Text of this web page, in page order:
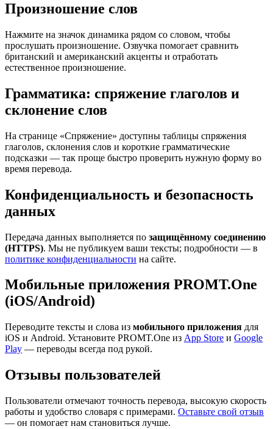
Произношение слов
Нажмите на значок динамика рядом со словом, чтобы
прослушать произношение. Озвучка помогает сравнить
британский и американский акценты и отработать
естественное произношение.
Грамматика: спряжение глаголов и
склонение слов
На странице «Спряжение» доступны таблицы спряжения
глаголов, склонения слов и короткие грамматические
подсказки — так проще быстро проверить нужную форму во
время перевода.
Конфиденциальность и безопасность
данных
Передача данных выполняется по защищённому соединению
(HTTPS). Мы не публикуем ваши тексты; подробности — в
политике конфиденциальности на сайте.
Мобильные приложения PROMT.One
(iOS/Android)
Переводите тексты и слова из мобильного приложения для
iOS и Android. Установите PROMT.One из App Store и Google
Play — переводы всегда под рукой.
Отзывы пользователей
Пользователи отмечают точность перевода, высокую скорость
работы и удобство словаря с примерами. Оставьте свой отзыв
— он помогает нам становиться лучше.